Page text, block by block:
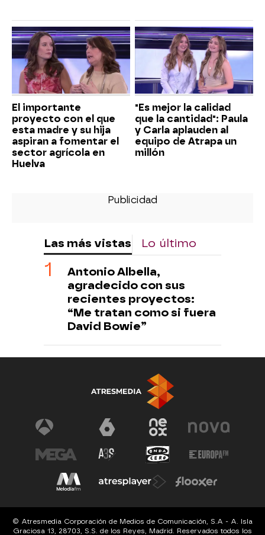
El importante
proyecto con el que
esta madre y su hija
aspiran a fomentar el
sector agrícola en
Huelva
"Es mejor la calidad
que la cantidad": Paula
y Carla aplauden al
equipo de Atrapa un
millón
Las más vistas Lo último
Antonio Albella,
agradecido con sus
recientes proyectos:
“Me tratan como si fuera
David Bowie”
© Atresmedia Corporación de Medios de Comunicación, S.A - A. Isla
Graciosa 13, 28703, S.S. de los Reyes, Madrid. Reservados todos los